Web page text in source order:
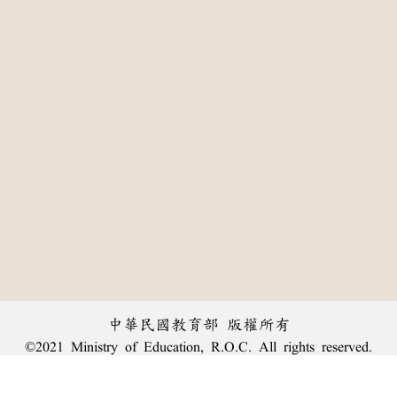
中華民國教育部 版權所有
©2021 Ministry of Education, R.O.C. All rights reserved.